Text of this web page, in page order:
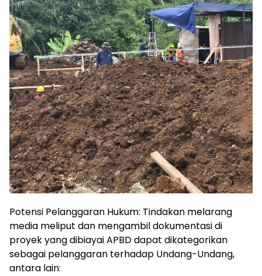
Potensi Pelanggaran Hukum: Tindakan melarang
media meliput dan mengambil dokumentasi di
proyek yang dibiayai APBD dapat dikategorikan
sebagai pelanggaran terhadap Undang-Undang,
antara lain: